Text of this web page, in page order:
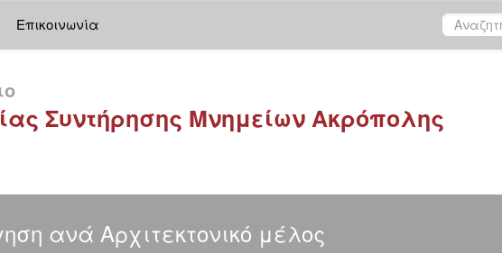
Επικοινωνία
Συντήρησης Μνημείων Ακρόπολης
ανά Αρχιτεκτονικό μέλος